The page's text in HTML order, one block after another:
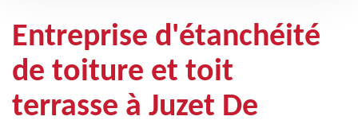
Entreprise d'étanchéité
de toiture et toit
terrasse à Juzet De